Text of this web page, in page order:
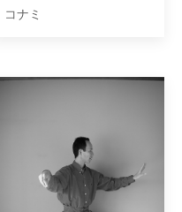
コナミ